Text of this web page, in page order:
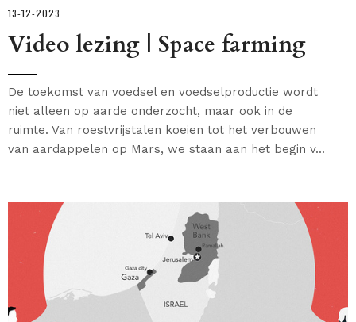
13-12-2023
Video lezing | Space farming
De toekomst van voedsel en voedselproductie wordt
niet alleen op aarde onderzocht, maar ook in de
ruimte. Van roestvrijstalen koeien tot het verbouwen
van aardappelen op Mars, we staan aan het begin v...